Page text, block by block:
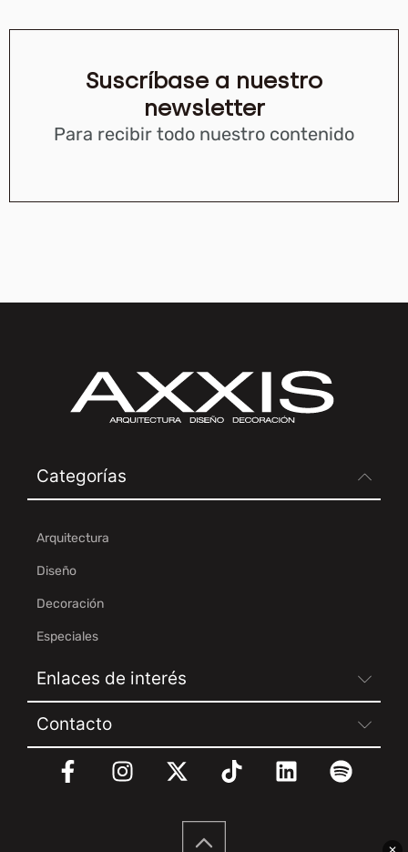
Suscríbase a nuestro
newsletter
Para recibir todo nuestro contenido
Categorías
Arquitectura
Diseño
Decoración
Especiales
Enlaces de interés
Contacto